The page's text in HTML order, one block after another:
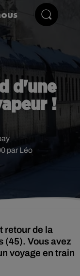
d'une
!
par Léo
retour de la
(45). Vous avez
voyage en train